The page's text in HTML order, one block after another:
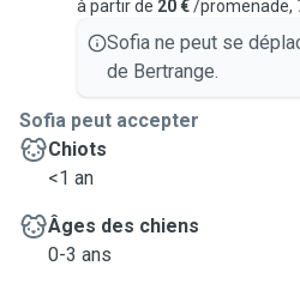
à partir de 20 €/promenade,
Sofia ne peut se
de Bertrange.
Sofia peut accepter
Chiots
<1 an
Âges des chiens
0-3 ans